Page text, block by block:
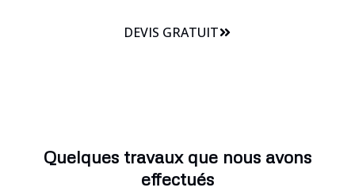
DEVIS GRATUIT
Quelques travaux que nous avons
effectués